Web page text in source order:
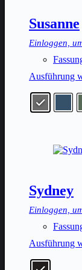
der
Produktseite
gewählt
werden
Susanne
Einloggen,
Ausführung
Dieses
weist
mehrere
Optionen
der
Produktseite
gewählt
werden
Sydney
Einloggen,
Ausführung
Dieses
weist